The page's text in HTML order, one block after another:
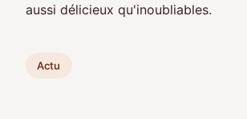
aussi délicieux qu'inoubliables.
Actu